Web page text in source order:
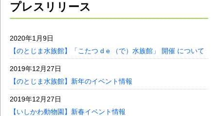
プレスリリース
2020年1月9日
【のとじま水族館】「こたつ d e （で）水族館」 開催 について
2019年12月27日
【のとじま水族館】新年のイベント情報
2019年12月27日
【いしかわ動物園】新春イベント情報